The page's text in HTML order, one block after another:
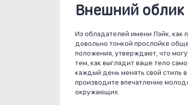
Внешний облик
Из обладателей имени Лэйк, как
довольно тонкой прослойке
положения, утверждают, что
тем, как выглядит ваше тело
каждый день менять свой стиль
производите впечатление
окружающих.